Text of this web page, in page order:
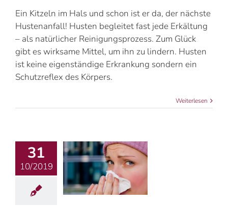
Ein Kitzeln im Hals und schon ist er da, der nächste
Hustenanfall! Husten begleitet fast jede Erkältung
– als natürlicher Reinigungsprozess. Zum Glück
gibt es wirksame Mittel, um ihn zu lindern. Husten
ist keine eigenständige Erkrankung sondern ein
Schutzreflex des Körpers.
Weiterlesen
31
10/2019